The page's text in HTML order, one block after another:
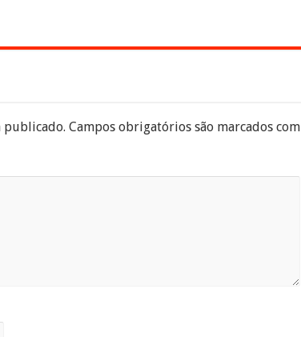
publicado. Campos obrigatórios são marcados com